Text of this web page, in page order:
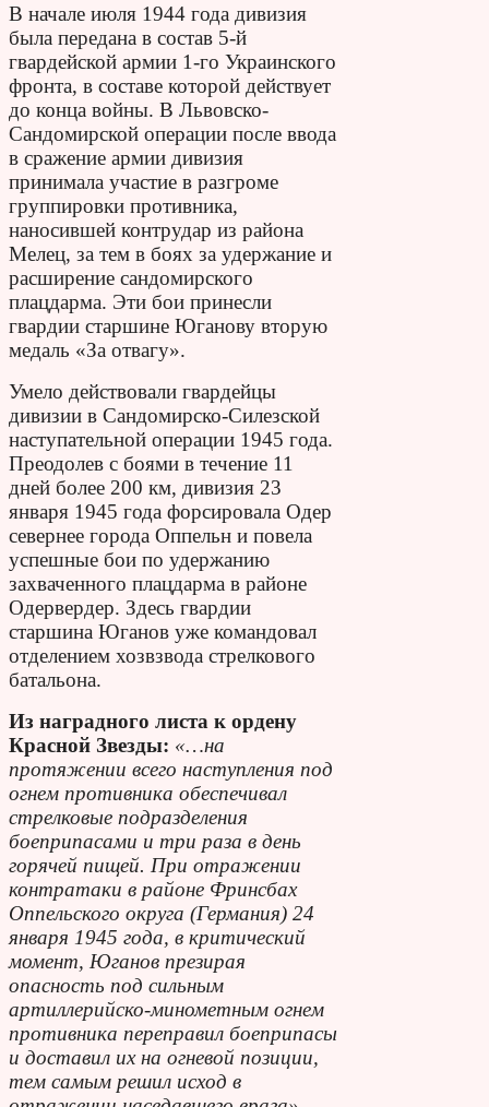
В начале июля 1944 года дивизия
была передана в состав 5-й
гвардейской армии 1-го Украинского
фронта, в составе которой действует
до конца войны. В Львовско-
Сандомирской операции после ввода
в сражение армии дивизия
принимала участие в разгроме
группировки противника,
наносившей контрудар из района
Мелец, за тем в боях за удержание и
расширение сандомирского
плацдарма. Эти бои принесли
гвардии старшине Юганову вторую
медаль «За отвагу».
Умело действовали гвардейцы
дивизии в Сандомирско-Силезской
наступательной операции 1945 года.
Преодолев с боями в течение 11
дней более 200 км, дивизия 23
января 1945 года форсировала Одер
севернее города Оппельн и повела
успешные бои по удержанию
захваченного плацдарма в районе
Одервердер. Здесь гвардии
старшина Юганов уже командовал
отделением хозвзвода стрелкового
батальона.
Из наградного листа к ордену
Красной Звезды: «…на
протяжении всего наступления под
огнем противника обеспечивал
стрелковые подразделения
боеприпасами и три раза в день
горячей пищей. При отражении
контратаки в районе Фринсбах
Оппельского округа (Германия) 24
января 1945 года, в критический
момент, Юганов презирая
опасность под сильным
артиллерийско-минометным огнем
противника переправил боеприпасы
и доставил их на огневой позиции,
тем самым решил исход в